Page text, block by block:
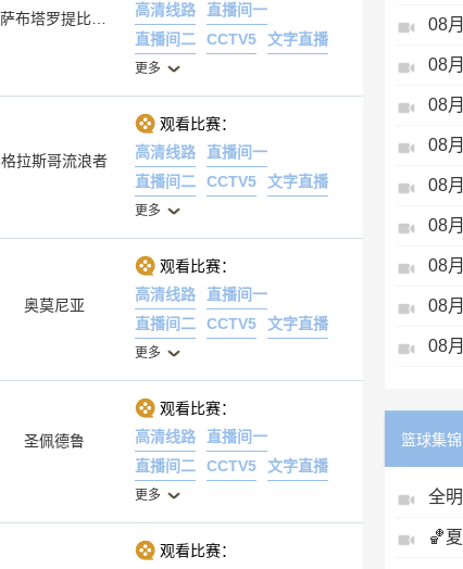
萨布塔罗提比利锡B队
高清线路
直播间一
直播间二
CCTV5 文字直播
更多
格拉斯哥流浪者
观看比赛：
高清线路
直播间一
直播间二
CCTV5 文字直播
更多
奥莫尼亚
观看比赛：
高清线路
直播间一
直播间二
CCTV5 文字直播
更多
圣佩德鲁
观看比赛：
高清线路
直播间一
直播间二
CCTV5 文字直播
更多
观看比赛：
篮球集锦